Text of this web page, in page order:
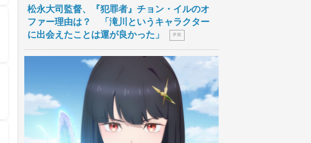
松永大司監督、『犯罪者』チョン・イルのオ
ファー理由は？ 「滝川というキャラクター
に出会えたことは運が良かった」
P R